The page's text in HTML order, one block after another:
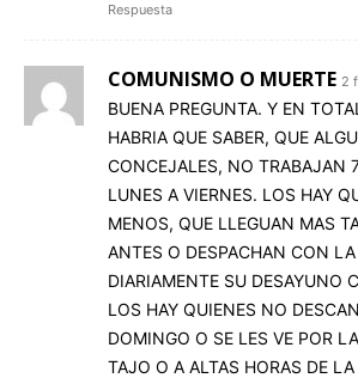
Respuesta
COMUNISMO O MUERTE 2
BUENA PREGUNTA. Y EN
HABRIA QUE SABER, QUE
CONCEJALES, NO TRABAJAN
LUNES A VIERNES. LOS HAY
MENOS, QUE LLEGUAN MAS
ANTES O DESPACHAN CON
DIARIAMENTE SU DESAYUNO
LOS HAY QUIENES NO
DOMINGO O SE LES VE POR
TAJO O A ALTAS HORAS DE